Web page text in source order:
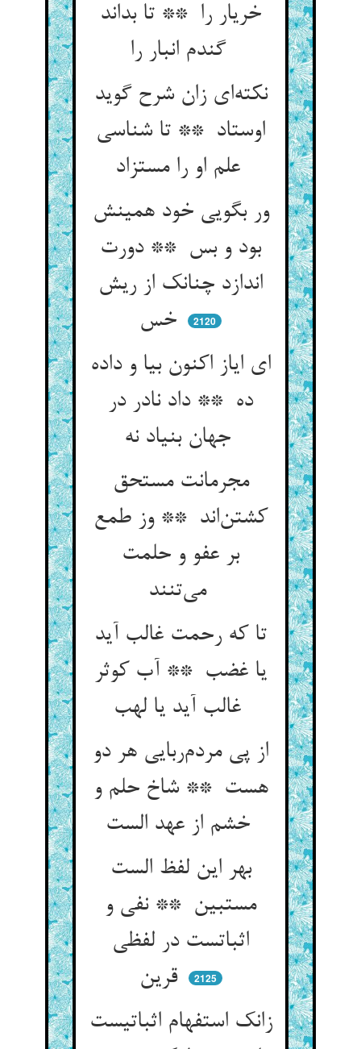
خریار را ** تا بداند
گندم انبار را
نکته‌ای زان شرح گوید
اوستاد ** تا شناسی
علم او را مستزاد
ور بگویی خود همینش
بود و بس ** دورت
اندازد چنانک از ریش
2120
ای ایاز اکنون بیا و داده
ده ** داد نادر در
مجرمانت مستحق
کشتن‌اند ** وز طمع
بر عفو و حلمت
می‌تنند
تا که رحمت غالب آید
یا غضب ** آب کوثر
از پی مردم‌ربایی هر دو
هست ** شاخ حلم و
خشم از عهد الست
بهر این لفظ الست
مستبین ** نفی و
اثباتست در لفظی
قرین
2125
زانک استفهام اثباتیست